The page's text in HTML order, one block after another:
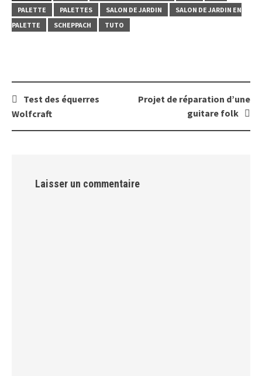
PALETTE
PALETTES SALON DE JARDIN
SALON DE JARDIN EN
PALETTE
SCHEPPACH TUTO
Post
navigation
Test des équerres
Wolfcraft
Projet de réparation d’une
guitare folk
Laisser un commentaire